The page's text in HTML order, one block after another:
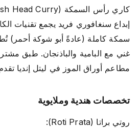
كاري رأس السمكة (Fish Head Curry):
إبداع سنغافوري فريد يجمع تقنيات
سمكة كاملة (عادةً أبو شوكة
غني مع البامية والباذنجان. طبق
مطاعم أوراق الموز في ليتل إنديا
تخصصات هندية وملايوية
روتي براتا (Roti Prata):